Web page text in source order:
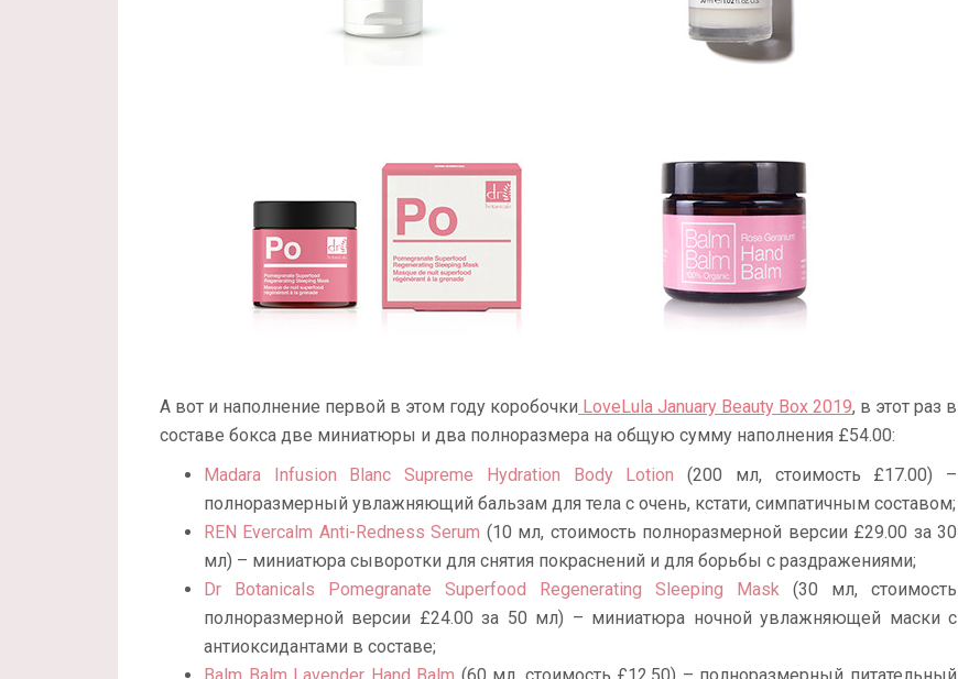
А вот и наполнение первой в этом году коробочки LoveLula January Beauty Box 2019, в этот раз в
составе бокса две миниатюры и два полноразмера на общую сумму наполнения £54.00:
Madara Infusion Blanc Supreme Hydration Body Lotion (200 мл, стоимость £17.00) –
полноразмерный увлажняющий бальзам для тела с очень, кстати, симпатичным составом;
REN Evercalm Anti-Redness Serum (10 мл, стоимость полноразмерной версии £29.00 за 30
мл) – миниатюра сыворотки для снятия покраснений и для борьбы с раздражениями;
Dr Botanicals Pomegranate Superfood Regenerating Sleeping Mask (30 мл, стоимость
полноразмерной версии £24.00 за 50 мл) – миниатюра ночной увлажняющей маски с
антиоксидантами в составе;